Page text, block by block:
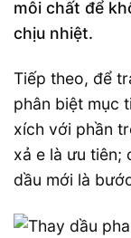
môi chất để
chịu nhiệt.
Tiếp theo, để
phân biệt mục
xích với phần
xả e là ưu tiên;
dầu mới là